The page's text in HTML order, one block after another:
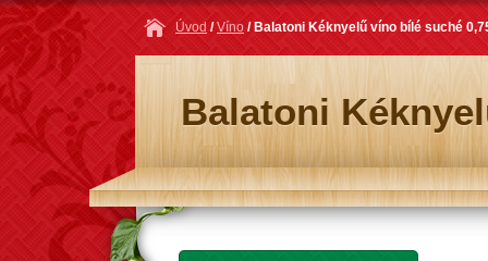
Úvod /Víno / Balatoni Kéknyelű víno bílé suché
Balatoni